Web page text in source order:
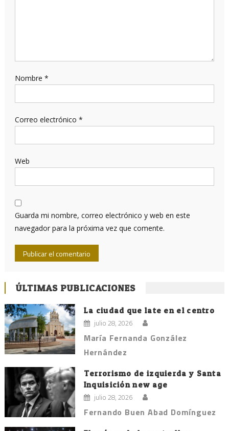
Nombre *
Correo electrónico *
Web
Guarda mi nombre, correo electrónico y web en este
navegador para la próxima vez que comente.
ÚLTIMAS PUBLICACIONES
La ciudad que late en el centro
julio 28, 2026
María Fernanda González
Hernández
Terrorismo de izquierda y Santa
Inquisición new age
julio 28, 2026
Fernando Buen Abad Domínguez